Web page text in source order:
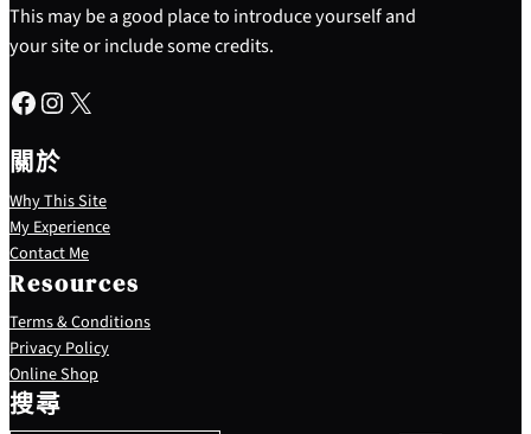
This may be a good place to introduce yourself and
your site or include some credits.
Facebook Instagram X
關於
Why This Site
My Experience
Contact Me
Resources
Terms & Conditions
Privacy Policy
Online Shop
搜尋
S
e
a